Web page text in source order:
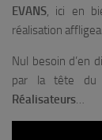
EVANS , ici en
réalisation
Nul besoin d’en
par la tête du
Réalisateurs